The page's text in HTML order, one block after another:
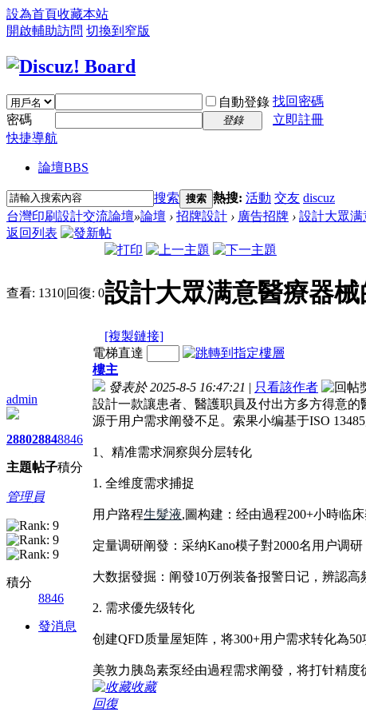
設為首頁收藏本站
開啟輔助訪問 切換到窄版
自動登錄 找回密碼
密碼
登錄
立即註冊
快捷導航
論壇BBS
搜索 搜索 熱搜: 活動 交友 discuz
台灣印刷設計交流論壇»論壇 › 招牌設計 › 廣告招牌 › 設計大眾满
返回列表
查看: 1310|回復: 0設計大眾满意醫療器
[複製鏈接]
admin
2880
主題
2884
帖子
8846
積分
管理員
積分
8846
發消息
電梯直達
樓主
發表於 2025-8-5 16:47:21 | 只看該作者
設計一款讓患者、醫護职員及付出方多方得意
源于用户需求阐發不足。索果小编基于ISO
1、精准需求洞察與分层转化
1. 全维度需求捕捉
用户路程生髮液,圖构建：经由過程200+小時临
定量调研阐發：采纳Kano模子對2000名用户调
大数据發掘：阐發10万例装备报警日记，辨認高
2. 需求優先级转化
创建QFD质量屋矩阵，将300+用户需求转化為50
美敦力胰岛素泵经由過程需求阐發，将打针精度
收藏
回復